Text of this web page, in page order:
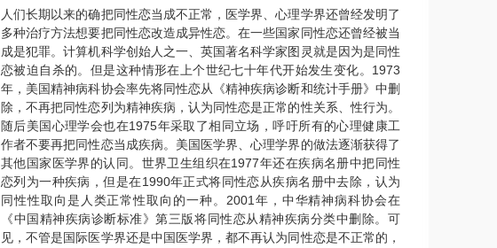
人们长期以来的确把同性恋当成不正常，医学界、心理学界还曾经发明了
多种治疗方法想要把同性恋改造成异性恋。在一些国家同性恋还曾经被当
成是犯罪。计算机科学创始人之一、英国著名科学家图灵就是因为是同性
恋被迫自杀的。但是这种情形在上个世纪七十年代开始发生变化。1973
年，美国精神病科协会率先将同性恋从《精神疾病诊断和统计手册》中删
除，不再把同性恋列为精神疾病，认为同性恋是正常的性关系、性行为。
随后美国心理学会也在1975年采取了相同立场，呼吁所有的心理健康工
作者不要再把同性恋当成疾病。美国医学界、心理学界的做法逐渐获得了
其他国家医学界的认同。世界卫生组织在1977年还在疾病名册中把同性
恋列为一种疾病，但是在1990年正式将同性恋从疾病名册中去除，认为
同性性取向是人类正常性取向的一种。2001年，中华精神病科协会在
《中国精神疾病诊断标准》第三版将同性恋从精神疾病分类中删除。可
见，不管是国际医学界还是中国医学界，都不再认为同性恋是不正常的，